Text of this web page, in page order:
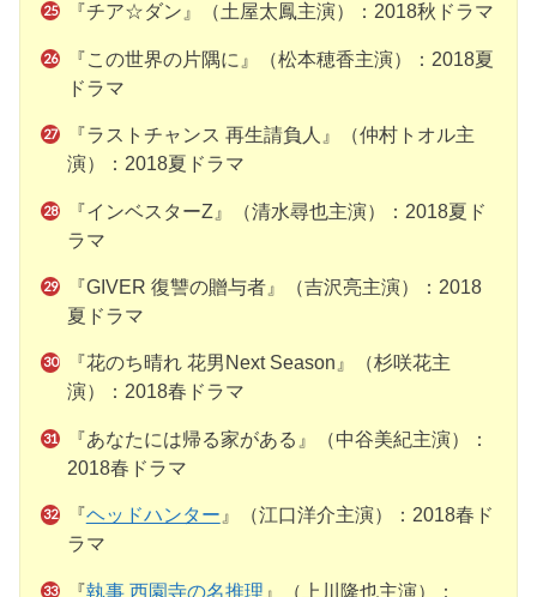
『チア☆ダン』（土屋太鳳主演）：2018秋ドラマ
『この世界の片隅に』（松本穂香主演）：2018夏
ドラマ
『ラストチャンス 再生請負人』（仲村トオル主
演）：2018夏ドラマ
『インベスターZ』（清水尋也主演）：2018夏ド
ラマ
『GIVER 復讐の贈与者』（吉沢亮主演）：2018
夏ドラマ
『花のち晴れ 花男Next Season』（杉咲花主
演）：2018春ドラマ
『あなたには帰る家がある』（中谷美紀主演）：
2018春ドラマ
『 ヘッドハンター』（江口洋介主演）：2018春ド
ラマ
『執事 西園寺の名推理 』（上川隆也主演）：